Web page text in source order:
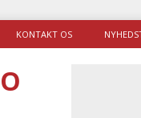
KONTAKT OS